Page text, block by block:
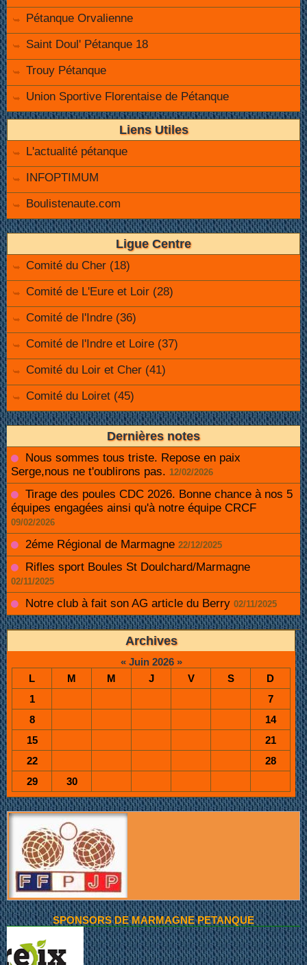
Pétanque Orvalienne
Saint Doul' Pétanque 18
Trouy Pétanque
Union Sportive Florentaise de Pétanque
Liens Utiles
L'actualité pétanque
INFOPTIMUM
Boulistenaute.com
Ligue Centre
Comité du Cher (18)
Comité de L'Eure et Loir (28)
Comité de l'Indre (36)
Comité de l'Indre et Loire (37)
Comité du Loir et Cher (41)
Comité du Loiret (45)
Dernières notes
Nous sommes tous triste. Repose en paix
Serge,nous ne t'oublirons pas. 12/02/2026
Tirage des poules CDC 2026. Bonne chance à nos 5
équipes engagées ainsi qu'à notre équipe CRCF
09/02/2026
2éme Régional de Marmagne 22/12/2025
Rifles sport Boules St Doulchard/Marmagne
02/11/2025
Notre club à fait son AG article du Berry 02/11/2025
Archives
« Juin 2026 »
L
M M J V S
D
1
7
8
14
15
21
22
28
29
30
SPONSORS DE MARMAGNE PETANQUE